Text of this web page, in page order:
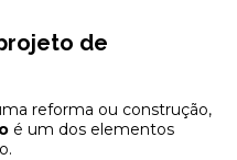
de
reforma ou construção,
é um dos elementos